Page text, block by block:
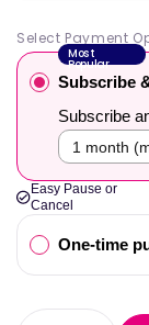
Select Payment
Most
Popular
Subscribe
Subscribe
Easy Pause or
Cancel
One-time